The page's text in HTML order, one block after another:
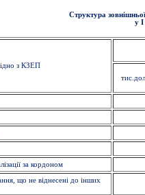
Структура
у
з КЗЕП
за кордоном
що не віднесені до інших